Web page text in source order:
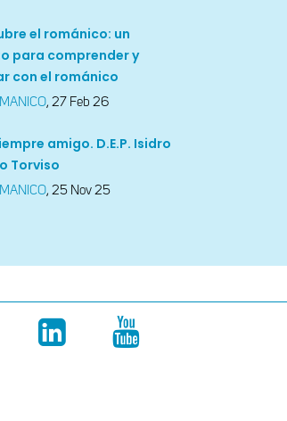
el románico: un
para comprender y
con el románico
, 27 Feb 26
amigo. D.E.P. Isidro
Torviso
, 25 Nov 25